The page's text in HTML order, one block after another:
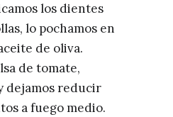
los dientes
lo pochamos en
de oliva.
de tomate,
dejamos reducir
a fuego medio.